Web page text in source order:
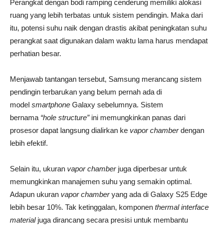
Perangkat dengan bodi ramping cenderung memiliki alokasi
ruang yang lebih terbatas untuk sistem pendingin. Maka dari
itu, potensi suhu naik dengan drastis akibat peningkatan suhu
perangkat saat digunakan dalam waktu lama harus mendapat
perhatian besar.
Menjawab tantangan tersebut, Samsung merancang sistem
pendingin terbarukan yang belum pernah ada di
model smartphone Galaxy sebelumnya. Sistem
bernama “hole structure”ini memungkinkan panas dari
prosesor dapat langsung dialirkan ke vapor chamberdengan
lebih efektif.
Selain itu, ukuran vapor chamberjuga diperbesar untuk
memungkinkan manajemen suhu yang semakin optimal.
Adapun ukuran vapor chamberyang ada di Galaxy S25 Edge
lebih besar 10%. Tak ketinggalan, komponen thermal interface
material juga dirancang secara presisi untuk membantu